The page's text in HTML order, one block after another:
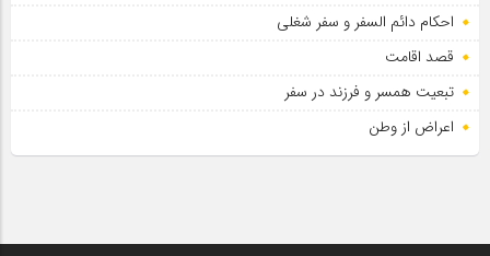
احکام دائم السفر و سفر شغلی
قصد اقامت
تبعیت همسر و فرزند در سفر
اعراض از وطن